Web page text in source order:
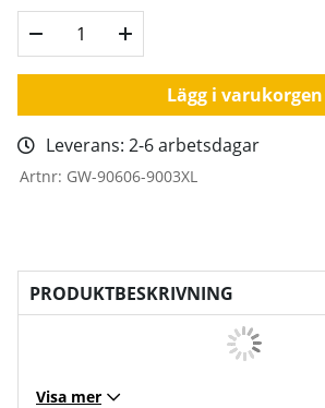
Lägg i varukorgen
Leverans: 2-6 arbetsdagar
Artnr: GW-90606-9003XL
PRODUKTBESKRIVNING
Visa mer